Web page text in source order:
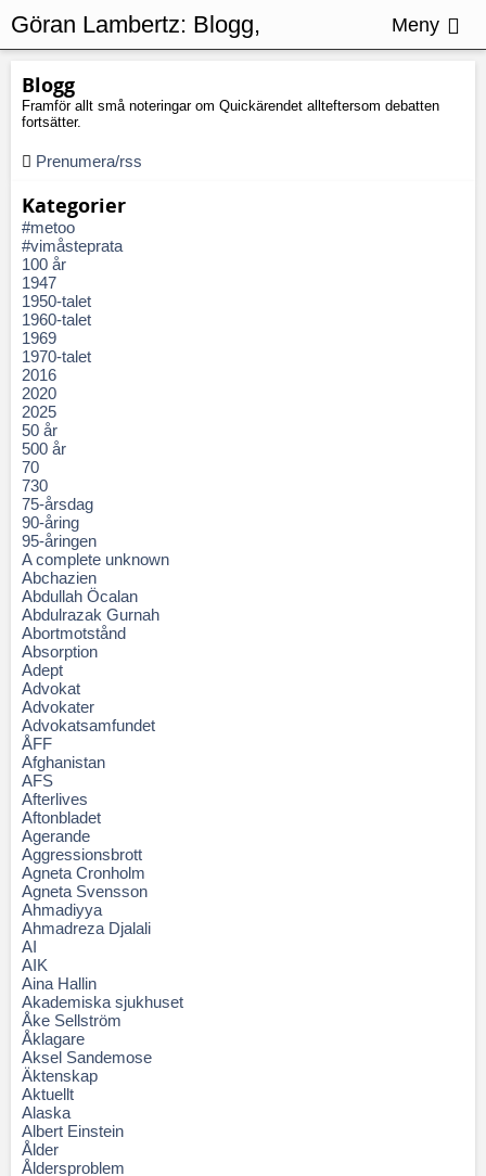
Blogg
Framför allt små noteringar om Quickärendet allteftersom debatten
fortsätter.
Prenumera/rss
Kategorier
#metoo
#vimåsteprata
100 år
1947
1950-talet
1960-talet
1969
1970-talet
2016
2020
2025
50 år
500 år
70
730
75-årsdag
90-åring
95-åringen
A complete unknown
Abchazien
Abdullah Öcalan
Abdulrazak Gurnah
Abortmotstånd
Absorption
Adept
Advokat
Advokater
Advokatsamfundet
ÅFF
Afghanistan
AFS
Afterlives
Aftonbladet
Agerande
Aggressionsbrott
Agneta Cronholm
Agneta Svensson
Ahmadiyya
Ahmadreza Djalali
AI
AIK
Aina Hallin
Akademiska sjukhuset
Åke Sellström
Åklagare
Aksel Sandemose
Äktenskap
Aktuellt
Alaska
Albert Einstein
Ålder
Åldersproblem
Göran Lambertz: Blogg,
Jubileumsfest
Meny